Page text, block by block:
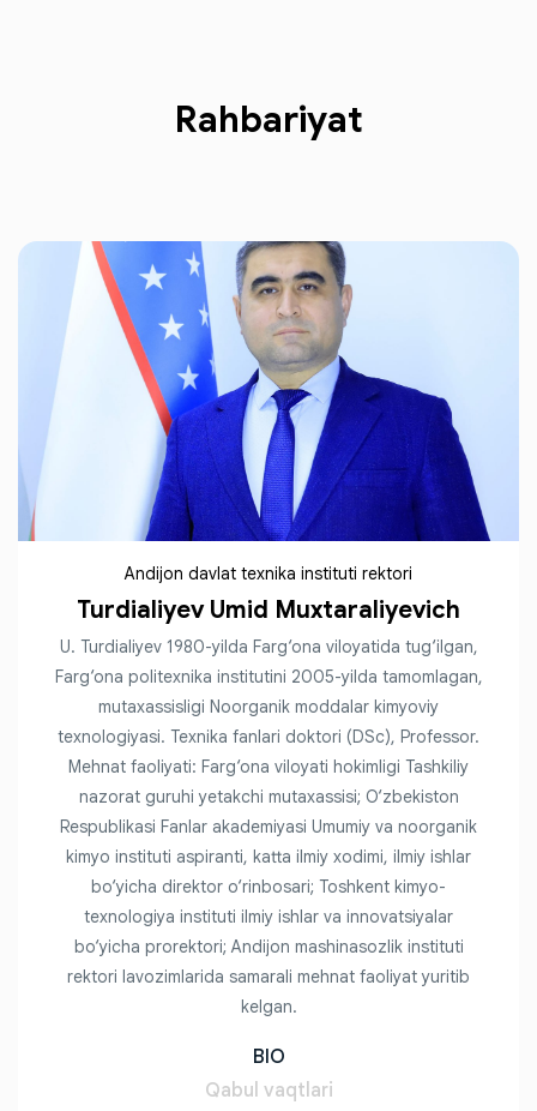
Rahbariyat
Andijon davlat texnika instituti rektori
Turdialiyev Umid Muxtaraliyevich
U. Turdialiyev 1980-yilda Farg‘ona viloyatida tug‘ilgan,
Farg‘ona politexnika institutini 2005-yilda tamomlagan,
mutaxassisligi Noorganik moddalar kimyoviy
texnologiyasi. Texnika fanlari doktori (DSc), Professor.
Mehnat faoliyati: Farg‘ona viloyati hokimligi Tashkiliy
nazorat guruhi yetakchi mutaxassisi; O‘zbekiston
Respublikasi Fanlar akademiyasi Umumiy va noorganik
kimyo instituti aspiranti, katta ilmiy xodimi, ilmiy ishlar
bo‘yicha direktor o‘rinbosari; Toshkent kimyo-
texnologiya instituti ilmiy ishlar va innovatsiyalar
bo‘yicha prorektori; Andijon mashinasozlik instituti
rektori lavozimlarida samarali mehnat faoliyat yuritib
kelgan.
BIO
Qabul vaqtlari